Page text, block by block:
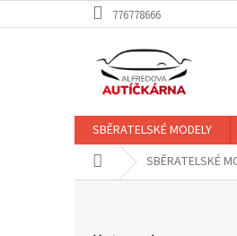
na
776778666
SBĚRATELSKÉ MODELY
Domů SBĚRATELSKÉ